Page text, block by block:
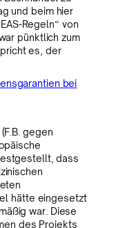
und beim hier
Regeln“ von
pünktlich zum
es, der
bei
gegen
dass
hätte eingesetzt
war. Diese
des Projekts